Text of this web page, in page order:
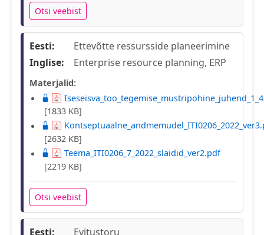
Otsi veebist
Eesti:
Ettevõtte ressursside planeerimine
Inglise:
Enterprise resource planning, ERP
Materjalid:
[1833 KB]
[2632 KB]
Teema_ITI0206_7_2022_slaidid_ver2.pdf
[2219 KB]
Otsi veebist
Eesti: Evitustoru